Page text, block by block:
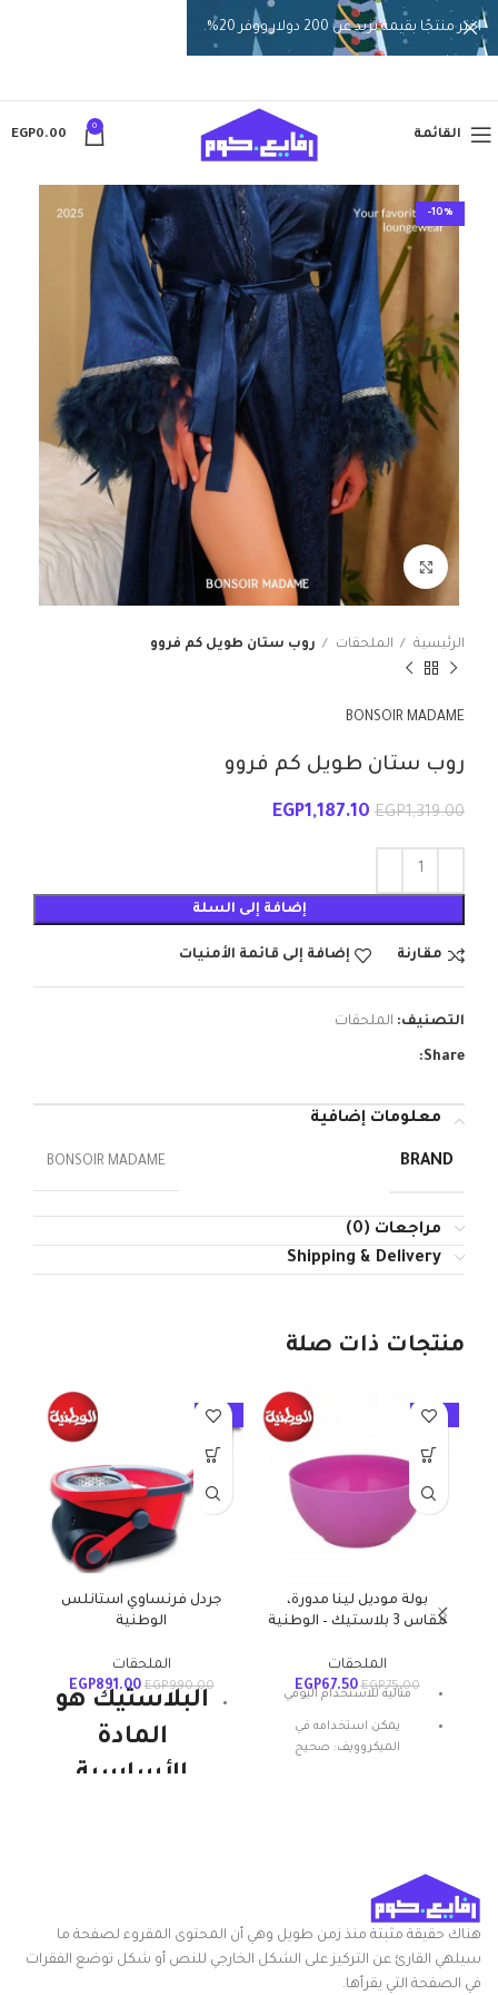
القائمة
0
EGP0.00
-10%
انقر للتكبير
الرئيسية الملحقات روب ستان طويل كم فروو
BONSOIR MADAME
روب ستان طويل كم فروو
EGP1,319.00
EGP1,187.10
إضافة إلى السلة
مقارنة إضافة إلى قائمة الأمنيات
التصنيف: الملحقات
Share:
معلومات إضافية
BRAND
BONSOIR MADAME
مراجعات (0)
Shipping & Delivery
منتجات ذات صلة
-10%
بولة موديل لينا مدورة،
مقاس 3 بلاستيك – الوطنية
الملحقات
EGP75.00
EGP67.50
مثالية للاستخدام اليومي
يمكن استخدامه في
الميكروويف: صحيح
-10%
جردل فرنساوي استانلس
الوطنية
الملحقات
EGP990.00
EGP891.00
البلاستيك هو
المادة
الأساسية
قوية ومتينة
وخفيفة الوزن
هناك حقيقة مثبتة منذ زمن طويل وهي أن المحتوى المقروء لصفحة ما
سيلهي القارئ عن التركيز على الشكل الخارجي للنص أو شكل توضع الفقرات
في الصفحة التي يقرأها.
اختر منتجًا بقيمة تزيد عن 200 دولار ووفر 20%.